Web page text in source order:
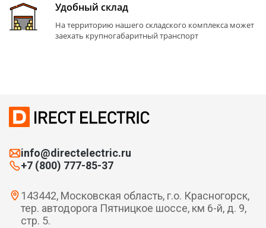
Удобный склад
На территорию нашего складского комплекса может
заехать крупногабаритный транспорт
info@directelectric.ru
+7 (800) 777-85-37
143442, Московская область, г.о. Красногорск,
тер. автодорога Пятницкое шоссе, км 6-й, д. 9,
стр. 5.